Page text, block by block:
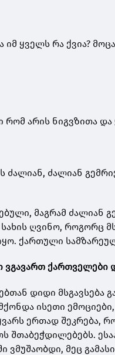
იმ ყველს რა ქვია?
არის ნიგვზითა და
ძალიან, ძალიან
მაგრამ
ღვინო, როგორც
ქართული
ვგავართ ქართველები
დიდი მსგავსება
ისეთი
ერთად შეკრება,
შთაბეჭდილებებს.
მეც